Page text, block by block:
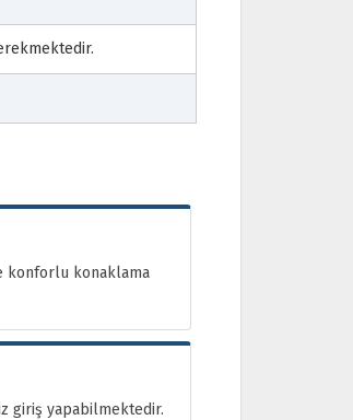
konforlu konaklama
giriş yapabilmektedir.